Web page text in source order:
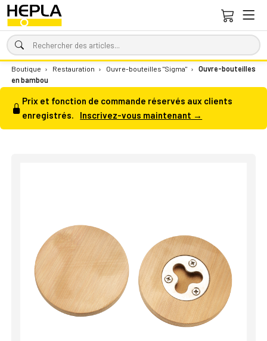
Boutique › Restauration › Ouvre-bouteilles "Sigma" ›
Ouvre-bouteilles
en bambou
Prix et fonction de commande réservés aux clients
enregistrés.
Inscrivez-vous maintenant →